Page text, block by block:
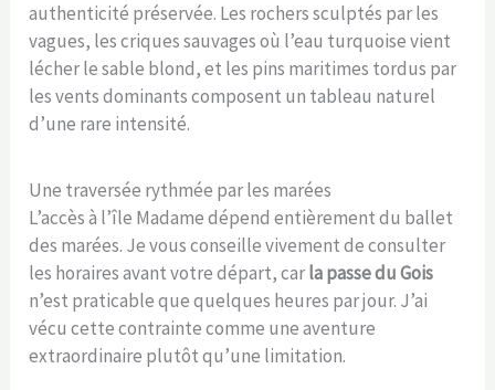
authenticité préservée. Les rochers sculptés par les
vagues, les criques sauvages où l’eau turquoise vient
lécher le sable blond, et les pins maritimes tordus par
les vents dominants composent un tableau naturel
d’une rare intensité.
Une traversée rythmée par les marées
L’accès à l’île Madame dépend entièrement du ballet
des marées. Je vous conseille vivement de consulter
les horaires avant votre départ, carla passe du Gois
n’est praticable que quelques heures par jour. J’ai
vécu cette contrainte comme une aventure
extraordinaire plutôt qu’une limitation.